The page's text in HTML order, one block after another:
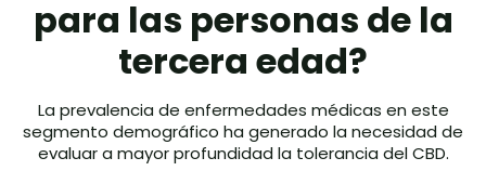
para las personas de la
tercera edad?
La prevalencia de enfermedades médicas en este
segmento demográfico ha generado la necesidad de
evaluar a mayor profundidad la tolerancia del CBD.